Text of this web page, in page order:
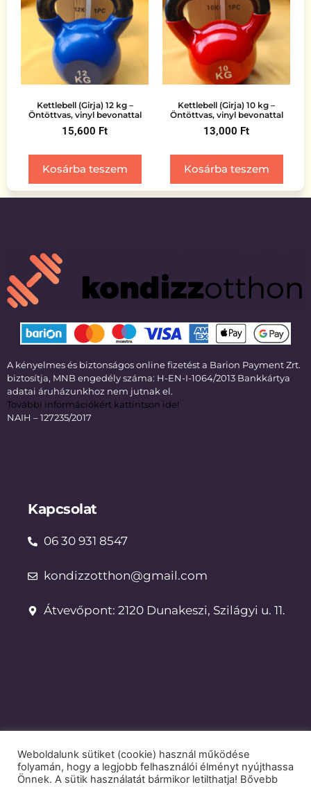
Kettlebell (Girja) 12 kg –
Öntöttvas, vinyl bevonattal
15,600 Ft
Kosárba teszem
Kettlebell (Girja) 10 kg –
Öntöttvas, vinyl bevonattal
13,000 Ft
Kosárba teszem
A kényelmes és biztonságos online fizetést a Barion Payment Zrt.
biztosítja, MNB engedély száma: H-EN-I-1064/2013 Bankkártya
adatai áruházunkhoz nem jutnak el.
További információkért kattintson ide!
NAIH – 127235/2017
Kapcsolat
06 30 931 8547
kondizzotthon@gmail.com
Átvevőpont: 2120 Dunakeszi, Szilágyi u. 11.
Dokumentumok
Weboldalunk sütiket (cookie) használ működése
folyamán, hogy a legjobb felhasználói élményt nyújthassa
Önnek. A sütik használatát bármikor letilthatja! Bővebb